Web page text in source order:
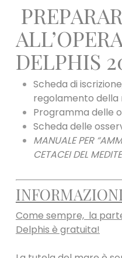
ALL’OPE
DELPHIS
Scheda di
regolamento della
Programma delle
Scheda delle
MANUALE PER
CETACEI DEL
Come sempre, la
Delphis è gratuita!